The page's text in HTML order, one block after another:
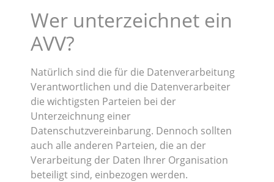
Wer unterzeichnet ein
AVV?
Natürlich sind die für die Datenverarbeitung
Verantwortlichen und die Datenverarbeiter
die wichtigsten Parteien bei der
Unterzeichnung einer
Datenschutzvereinbarung. Dennoch sollten
auch alle anderen Parteien, die an der
Verarbeitung der Daten Ihrer Organisation
beteiligt sind, einbezogen werden.